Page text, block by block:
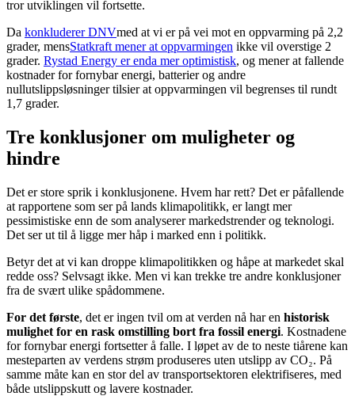
tror utviklingen vil fortsette.
Da konkluderer DNVmed at vi er på vei mot en oppvarming på 2,2
grader, mensStatkraft mener at oppvarmingen ikke vil overstige 2
grader. Rystad Energy er enda mer optimistisk, og mener at fallende
kostnader for fornybar energi, batterier og andre
nullutslippsløsninger tilsier at oppvarmingen vil begrenses til rundt
1,7 grader.
Tre konklusjoner om muligheter og
hindre
Det er store sprik i konklusjonene. Hvem har rett? Det er påfallende
at rapportene som ser på lands klimapolitikk, er langt mer
pessimistiske enn de som analyserer markedstrender og teknologi.
Det ser ut til å ligge mer håp i marked enn i politikk.
Betyr det at vi kan droppe klimapolitikken og håpe at markedet skal
redde oss? Selvsagt ikke. Men vi kan trekke tre andre konklusjoner
fra de svært ulike spådommene.
For det første, det er ingen tvil om at verden nå har en historisk
mulighet for en rask omstilling bort fra fossil energi. Kostnadene
for fornybar energi fortsetter å falle. I løpet av de to neste tiårene kan
mesteparten av verdens strøm produseres uten utslipp av CO₂. På
samme måte kan en stor del av transportsektoren elektrifiseres, med
både utslippskutt og lavere kostnader.